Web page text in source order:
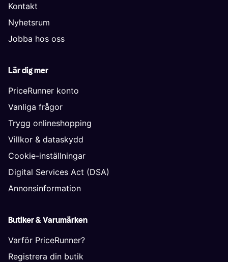
Kontakt
Nyhetsrum
Jobba hos oss
Lär dig mer
PriceRunner konto
Vanliga frågor
Trygg onlineshopping
Villkor & dataskydd
Cookie-inställningar
Digital Services Act (DSA)
Annonsinformation
Butiker & Varumärken
Varför PriceRunner?
Registrera din butik